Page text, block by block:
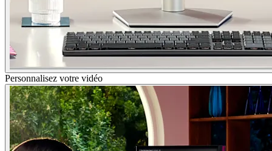
Personnalisez votre vidéo